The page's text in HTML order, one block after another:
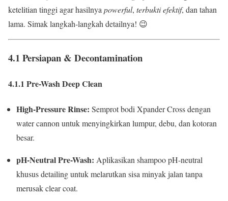
ketelitian tinggi agar hasilnyapowerful, terbukti efektif, dan tahan
lama. Simak langkah-langkah detailnya! 😉
4.1 Persiapan & Decontamination
4.1.1 Pre-Wash Deep Clean
High-Pressure Rinse: Semprot bodi Xpander Cross dengan
water cannon untuk menyingkirkan lumpur, debu, dan kotoran
besar.
pH-Neutral Pre-Wash: Aplikasikan shampoo pH-neutral
khusus detailing untuk melarutkan sisa minyak jalan tanpa
merusak clear coat.